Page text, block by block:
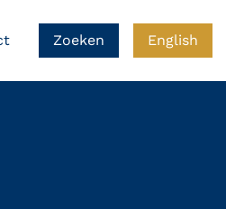
Zoeken English